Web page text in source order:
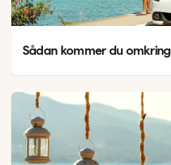
Sådan kommer du omkring